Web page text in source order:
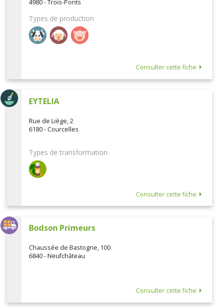
4980 - Trois-Ponts
Types de production
Consulter cette fiche
EYTELIA
Rue de Liège, 2
6180 - Courcelles
Types de transformation
Consulter cette fiche
Bodson Primeurs
Chaussée de Bastogne, 100
6840 - Neufchâteau
Consulter cette fiche